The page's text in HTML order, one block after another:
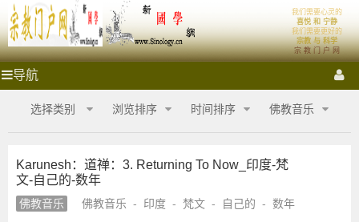
我们需要心灵的
喜悦 和 宁静
我们需要更好的
宗教 与 科学
宗 教 门 户 网
导航
宗
户
网
宗
教
商
城
宗
教
网
祭拜圣地 宗教门户 各大宗教 宗教艺术 宗教影音
选择类别 浏览排序 时间排序 佛教音乐
Karunesh：道禅：3. Returning To Now_印度-梵
文-自己的-数年
佛教音乐 佛教音乐 - 印度 - 梵文 - 自己的 - 数年